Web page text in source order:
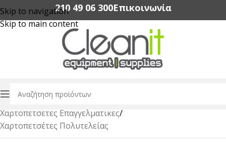
Skip to navigation
Skip to main content
210 49 06 300‬Επικοινωνία
Αρχική σελίδα/Χαρτικά Είδη Επαγγελματικής Χρήσης
Xαρτοπετσετες Eπαγγελματικες/
Χαρτοπετσέτες Πολυτελείας